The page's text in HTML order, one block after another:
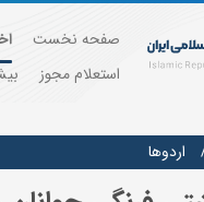
صفحه نخست
استعلام مجوز
اردوها